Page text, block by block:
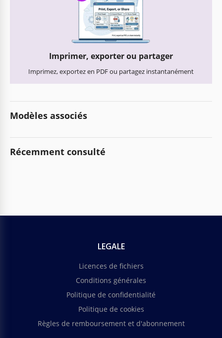
Imprimer, exporter ou partager
Imprimez, exportez en PDF ou partagez instantanément
Modèles associés
Récemment consulté
LEGALE
Licences de fichiers
Conditions générales
Politique de confidentialité
Politique de cookies
Règles de remboursement et d'abonnement